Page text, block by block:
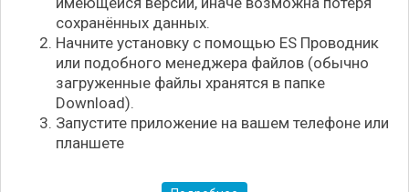
настройкам гаджета, вы сможете разгонять
сохранённых данных.
Начните установку с помощью ES Проводник
или подобного менеджера файлов (обычно
загруженные файлы хранятся в папке
Download).
Запустите приложение на вашем телефоне или
планшете